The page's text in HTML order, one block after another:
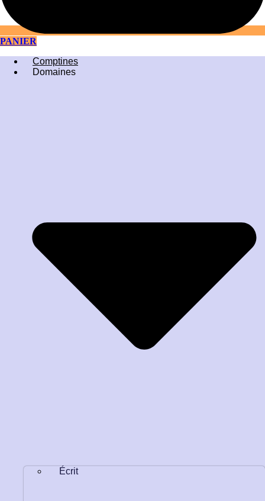
PANIER
Comptines
Domaines
Écrit